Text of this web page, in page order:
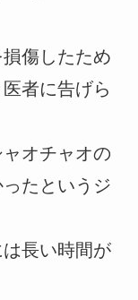
傷したため
者に告げら
オチャオの
たというジ
長い時間が